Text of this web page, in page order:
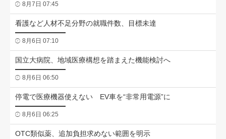
8月7日 07:45
看護など人材不足分野の就職件数、目標未達
8月6日 07:10
国立大病院、地域医療構想を踏まえた機能検討へ
8月6日 06:50
停電で医療機器使えない EV車を“非常用電源”に
8月6日 06:25
OTC類似薬、追加負担求めない範囲を明示